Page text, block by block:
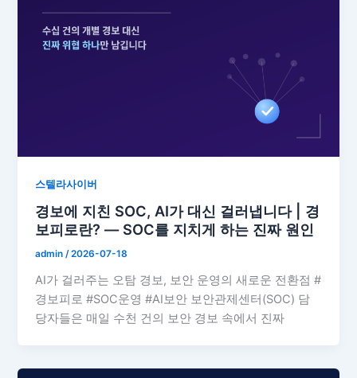
스텔라사이버
경보에 지친 SOC, AI가 대신 걸러냅니다 | 경
보피로란? — SOC를 지치게 하는 진짜 원인
admin/2026-07-18
AI가 걸러주는 오탐 경보, 보안 운영의 새로운 전환점 #
경보피로 #SOC운영 #AI보안 보안관제센터(SOC) 담
당자들은 매일 수천 건의 보안 경보 속에서 진짜